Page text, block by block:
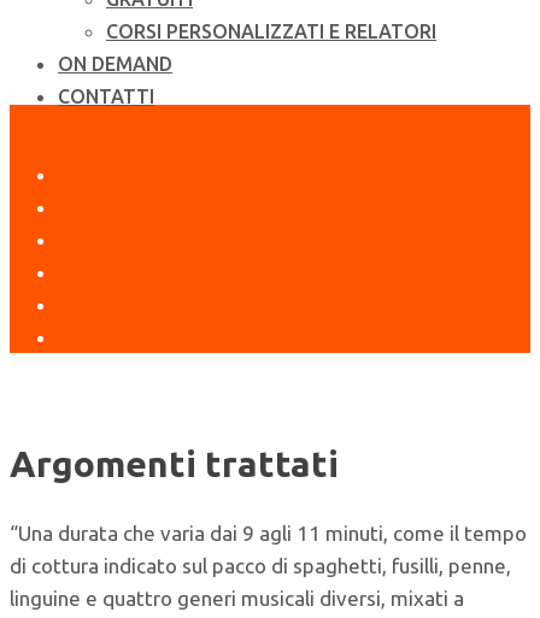
CORSI PERSONALIZZATI E RELATORI
ON DEMAND
CONTATTI
Argomenti trattati
“Una durata che varia dai 9 agli 11 minuti, come il tempo
di cottura indicato sul pacco di spaghetti, fusilli, penne,
linguine e quattro generi musicali diversi, mixati a